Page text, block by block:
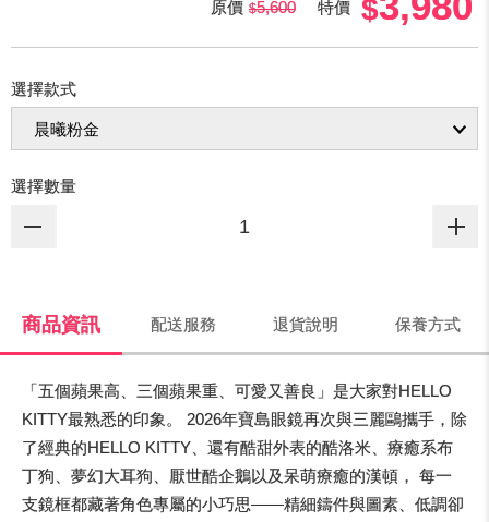
原價 5,600 特價
選擇款式
選擇數量
商品資訊 配送服務 退貨說明 保養方式
「五個蘋果高、三個蘋果重、可愛又善良」是大家對HELLO
KITTY最熟悉的印象。 2026年寶島眼鏡再次與三麗鷗攜手，除
了經典的HELLO KITTY、還有酷甜外表的酷洛米、療癒系布
丁狗、夢幻大耳狗、厭世酷企鵝以及呆萌療癒的漢頓， 每一
支鏡框都藏著角色專屬的小巧思——精細鑄件與圖素、低調卻